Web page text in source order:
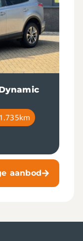
aanbod